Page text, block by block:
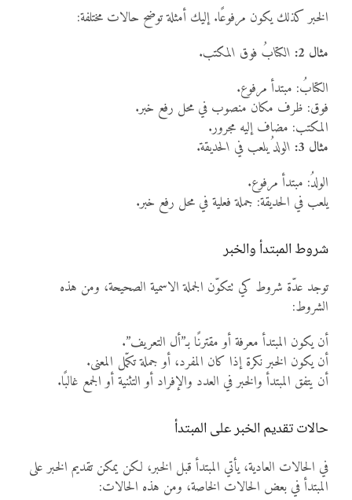
الخبر كذلك يكون مرفوعًا. إليك أمثلة توضح حالات مختلفة:
مثال 2:
الكتابُ فوق المكتب.
الكتابُ: مبتدأ مرفوع.
فوق: ظرف مكان منصوب في محل رفع خبر.
المكتب: مضاف إليه مجرور.
مثال 3:
الولدُ يلعب في الحديقة.
الولدُ: مبتدأ مرفوع.
يلعب في الحديقة: جملة فعلية في محل رفع خبر.
شروط المبتدأ والخبر
توجد عدّة شروط كي تتكوّن الجملة الاسمية الصحيحة، ومن هذه
الشروط:
أن يكون المبتدأ معرفة أو مقترنًا بـ”أل التعريف”.
أن يكون الخبر نكرة إذا كان المفرد، أو جملة تكمّل المعنى.
أن يتفق المبتدأ والخبر في العدد والإفراد أو التثنية أو الجمع غالبًا.
حالات تقديم الخبر على المبتدأ
في الحالات العادية، يأتي المبتدأ قبل الخبر، لكن يمكن تقديم الخبر على
المبتدأ في بعض الحالات الخاصة، ومن هذه الحالات: